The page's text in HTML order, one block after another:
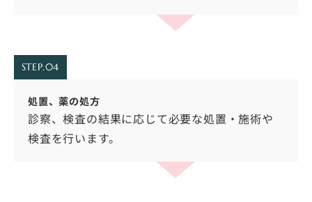
STEP.04
処置、薬の処方
診察、検査の結果に応じて必要な処置・施術や
検査を行います。